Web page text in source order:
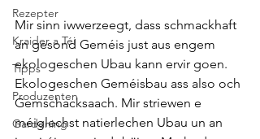
Rezepter
Kraider a Téi
Tipps
Produzenten
Gardening
Mir sinn iwwerzeegt, dass schmackhaft
an gesond Geméis just aus engem
ekologeschen Ubau kann ervir goen.
Ekologeschen Geméisbau ass also och
Gemschacksaach. Mir striewen e
méiglechst natierlechen Ubau un an